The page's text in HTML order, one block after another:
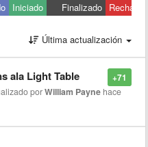
Iniciado Finalizado
Última actualización
+71
ala Light Table
porWilliam Payne hace